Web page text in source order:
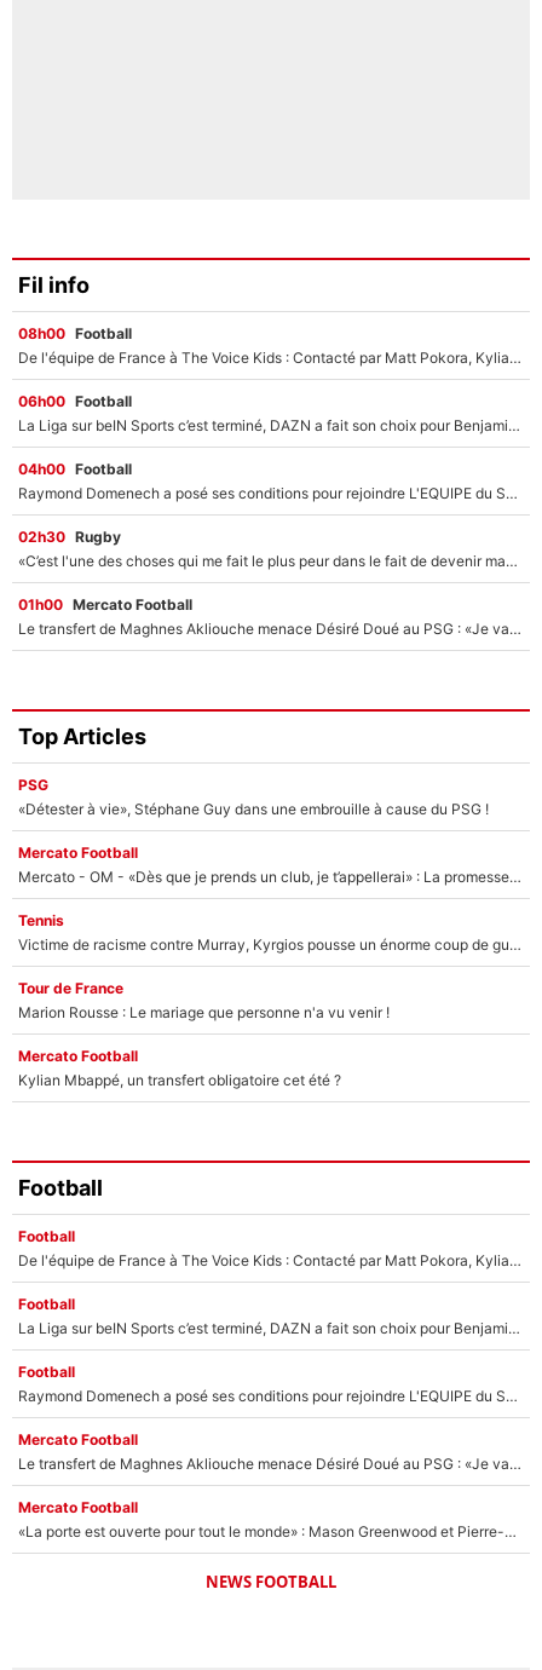
Fil info
08h00 Football
De l'équipe de France à The Voice Kids : Contacté par Matt Pokora, Kylian Mbappé a accepté de jouer un rôle inédit sur TF1 !
06h00 Football
La Liga sur beIN Sports c’est terminé, DAZN a fait son choix pour Benjamin Da Silva et Omar Da Fonseca !
04h00 Football
Raymond Domenech a posé ses conditions pour rejoindre L'EQUIPE du Soir : Il refuse de faire l'émission avec un autre chroniqueur !
02h30 Rugby
«C’est l'une des choses qui me fait le plus peur dans le fait de devenir maman» : En couple avec Antoine Dupont, Iris Mittenaere s'inquiète déjà pour ses futurs enfants !
01h00 Mercato Football
Le transfert de Maghnes Akliouche menace Désiré Doué au PSG : «Je valide à 200%»
Top Articles
PSG
«Détester à vie», Stéphane Guy dans une embrouille à cause du PSG !
Mercato Football
Mercato - OM - «Dès que je prends un club, je t’appellerai» : La promesse de Marcelino au moment de claquer la porte
Tennis
Victime de racisme contre Murray, Kyrgios pousse un énorme coup de gueule !
Tour de France
Marion Rousse : Le mariage que personne n'a vu venir !
Mercato Football
Kylian Mbappé, un transfert obligatoire cet été ?
Football
Football
De l'équipe de France à The Voice Kids : Contacté par Matt Pokora, Kylian Mbappé a accepté de jouer un rôle inédit sur TF1 !
Football
La Liga sur beIN Sports c’est terminé, DAZN a fait son choix pour Benjamin Da Silva et Omar Da Fonseca !
Football
Raymond Domenech a posé ses conditions pour rejoindre L'EQUIPE du Soir : Il refuse de faire l'émission avec un autre chroniqueur !
Mercato Football
Le transfert de Maghnes Akliouche menace Désiré Doué au PSG : «Je valide à 200%»
Mercato Football
«La porte est ouverte pour tout le monde» : Mason Greenwood et Pierre-Emerick Aubameyang ont quitté l'OM, Amine Gouiri balance sur la suite du mercato et sur la réaction du vestiaire !
NEWS FOOTBALL